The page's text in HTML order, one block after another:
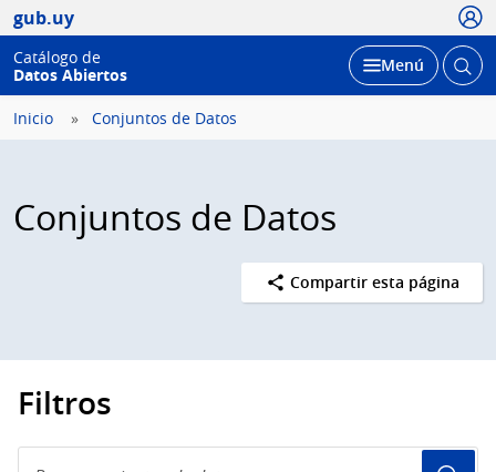
gub.uy
Catálogo de
Datos Abiertos
Desplegar
Menú Abrir
Inicio Conjuntos de Datos
Conjuntos de Datos
Compartir esta página
Filtros